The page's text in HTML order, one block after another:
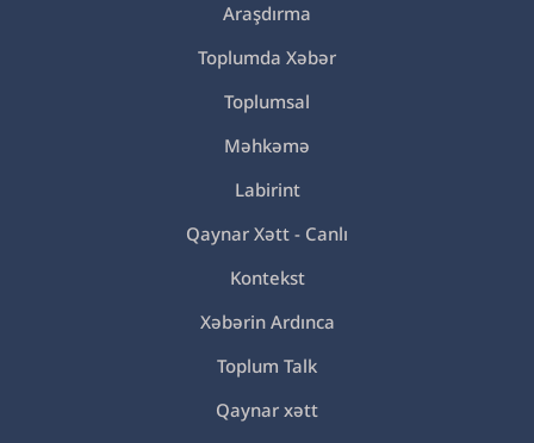
Araşdırma
Toplumda Xəbər
Toplumsal
Məhkəmə
Labirint
Qaynar Xətt - Canlı
Kontekst
Xəbərin Ardınca
Toplum Talk
Qaynar xətt